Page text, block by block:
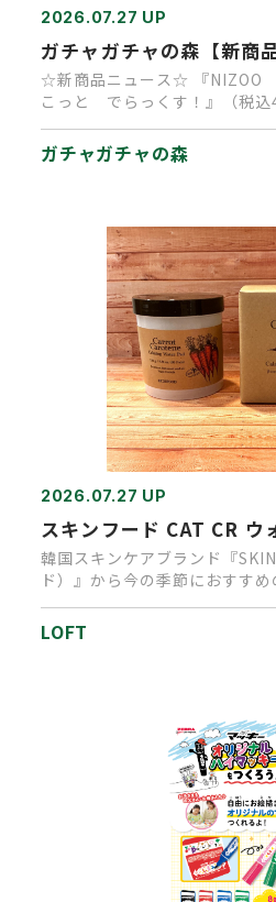
2026.07.27 UP
ガチャガチャの森【新商
☆新商品ニュース☆ 『NIZOO
こっと でらっくす！』（税込
ガチャガチャの森
2026.07.27 UP
スキンフード CAT CR ウ
韓国スキンケアブランド『
ド）』から今の季節におすす
燥や紫外線・エアコ…
LOFT